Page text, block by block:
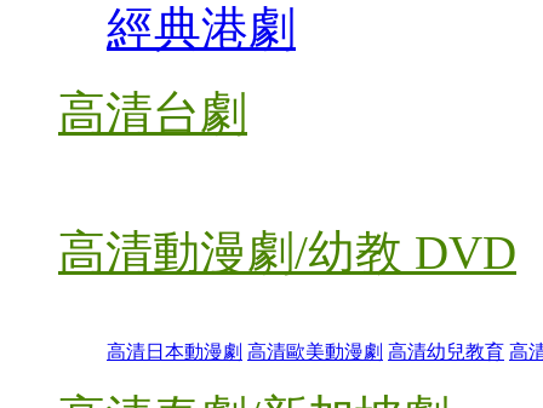
經典港劇
高清台劇
高清動漫劇/幼教 DVD
高清日本動漫劇 高清歐美動漫劇 高清幼兒教育 高